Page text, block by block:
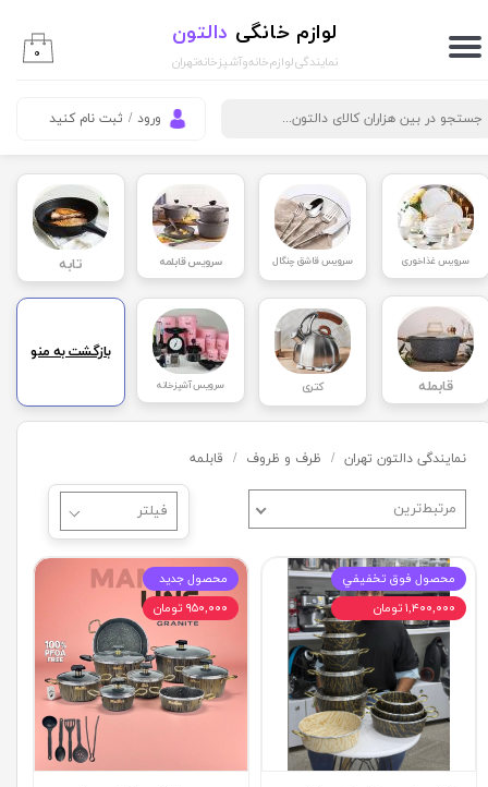
نمایندگی لوازم خانه و آشپزخانه تهران
لوازم خانگی دالتون
ورود / ثبت نام کنید
حساب کاربری من
خروج از حساب کاربری
۰
نمایندگی دالتون تهران ظرف و ظروف قابلمه
مرتبط‌ترین
محصول فوق تخفيفي
۱,۴۰۰,۰۰۰ تومان
محصول جديد
۹۵۰,۰۰۰ تومان
بازگشت به منو
سرویس قاشق چنگال سرویس غذاخوری تابه
قابمله
سرویس قابلمه
سرویس آشپزخانه کتری